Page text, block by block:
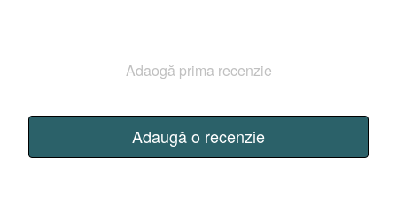
Adaogă prima recenzie
Adaugă o recenzie